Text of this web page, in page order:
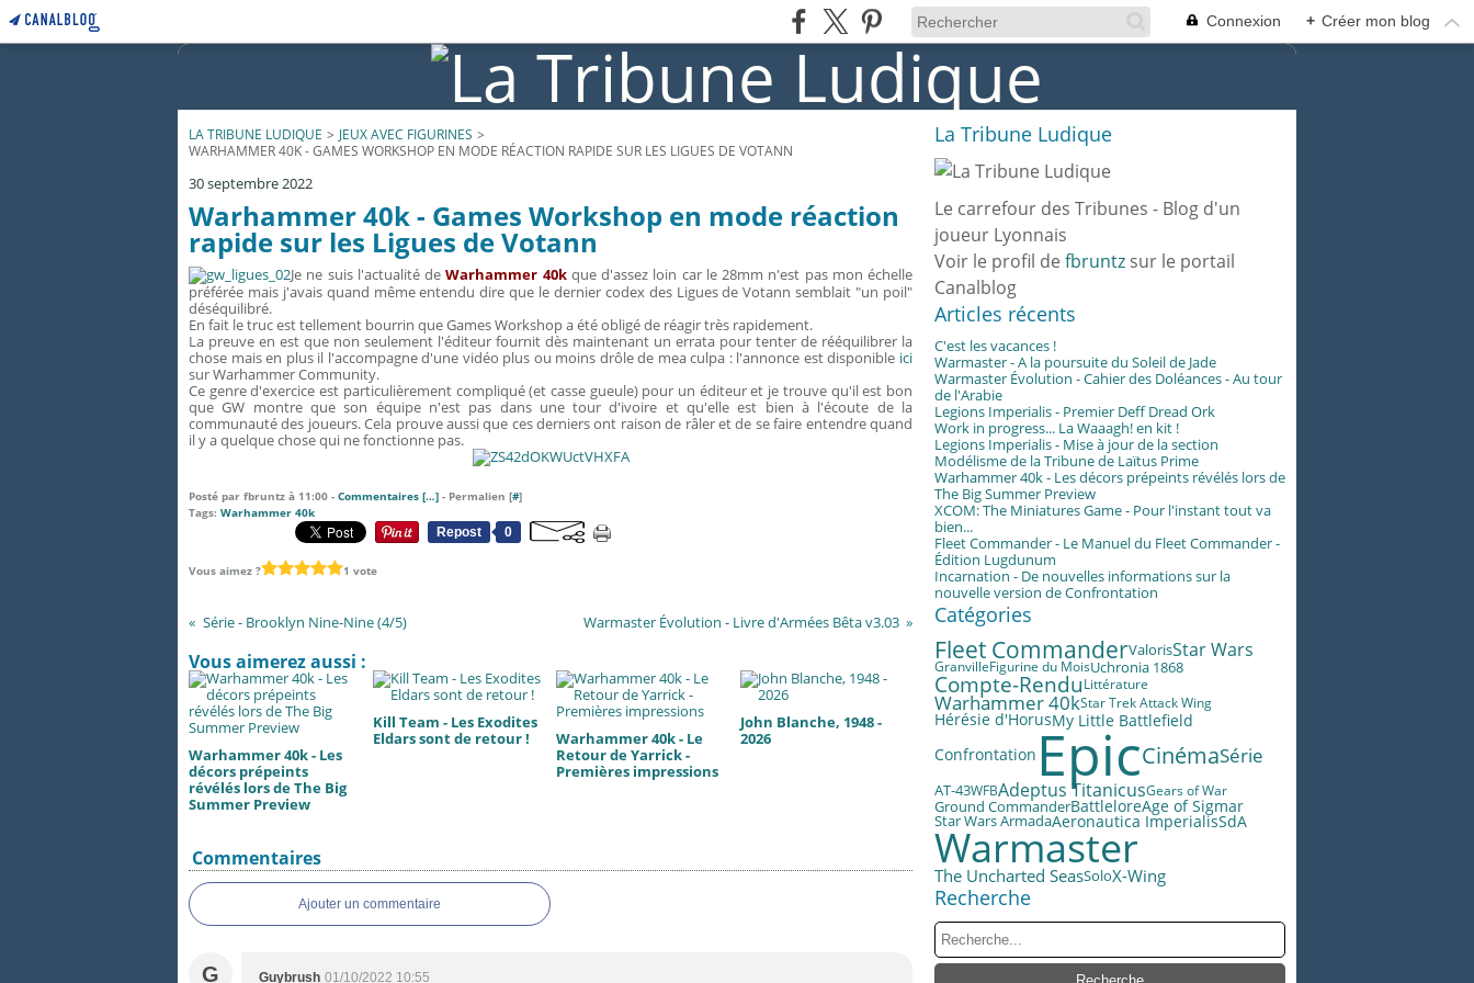
Connexion + Créer mon blog
LA TRIBUNE LUDIQUE > JEUX AVEC FIGURINES >
WARHAMMER 40K - GAMES WORKSHOP EN MODE RÉACTION RAPIDE SUR LES LIGUES DE VOTANN
30 septembre 2022
Warhammer 40k - Games Workshop en mode réaction
rapide sur les Ligues de Votann
Je ne suis l'actualité deWarhammer 40kque d'assez loin car le 28mm n'est pas mon échelle
préférée mais j'avais quand même entendu dire que le dernier codex des Ligues de Votann semblait "un poil"
déséquilibré.
En fait le truc est tellement bourrin que Games Workshop a été obligé de réagir très rapidement.
La preuve en est que non seulement l'éditeur fournit dès maintenant un errata pour tenter de rééquilibrer la
chose mais en plus il l'accompagne d'une vidéo plus ou moins drôle de mea culpa : l'annonce est disponible ici
sur Warhammer Community.
Ce genre d'exercice est particulièrement compliqué (et casse gueule) pour un éditeur et je trouve qu'il est bon
que GW montre que son équipe n'est pas dans une tour d'ivoire et qu'elle est bien à l'écoute de la
communauté des joueurs. Cela prouve aussi que ces derniers ont raison de râler et de se faire entendre quand
il y a quelque chose qui ne fonctionne pas.
Posté par fbruntz à 11:00 - Commentaires […] - Permalien [#]
Tags: Warhammer 40k
Repost
0
Vous aimez ? 1 vote
Série - Brooklyn Nine-Nine (4/5) Warmaster Évolution - Livre d'Armées Bêta v3.03
Vous aimerez aussi :
Warhammer 40k - Les
décors prépeints
révélés lors de The Big
Summer Preview
Kill Team - Les Exodites
Eldars sont de retour !
Warhammer 40k - Le
Retour de Yarrick -
Premières impressions
John Blanche, 1948 -
2026
Commentaires
Ajouter un commentaire
G Guybrush 01/10/2022 10:55
La Tribune Ludique
Le carrefour des Tribunes - Blog d'un
joueur Lyonnais
Voir le profil de fbruntz sur le portail
Canalblog
Articles récents
C'est les vacances !
Warmaster - A la poursuite du Soleil de Jade
Warmaster Évolution - Cahier des Doléances - Au tour
de l'Arabie
Legions Imperialis - Premier Deff Dread Ork
Work in progress... La Waaagh! en kit !
Legions Imperialis - Mise à jour de la section
Modélisme de la Tribune de Laïtus Prime
Warhammer 40k - Les décors prépeints révélés lors de
The Big Summer Preview
XCOM: The Miniatures Game - Pour l'instant tout va
bien...
Fleet Commander - Le Manuel du Fleet Commander -
Édition Lugdunum
Incarnation - De nouvelles informations sur la
nouvelle version de Confrontation
Catégories
Fleet CommanderValorisStar Wars
GranvilleFigurine du MoisUchronia 1868
Compte-RenduLittérature
Warhammer 40kStar Trek Attack Wing
Hérésie d'HorusMy Little Battlefield
Confrontation EpicCinémaSérie
AT-43WFBAdeptus TitanicusGears of War
Ground CommanderBattleloreAge of Sigmar
Star Wars ArmadaAeronautica ImperialisSdA
Warmaster
The Uncharted SeasSoloX-Wing
Recherche